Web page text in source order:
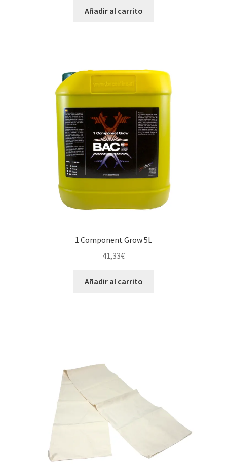
Añadir al carrito
1 Component Grow 5L
41,33€
Añadir al carrito